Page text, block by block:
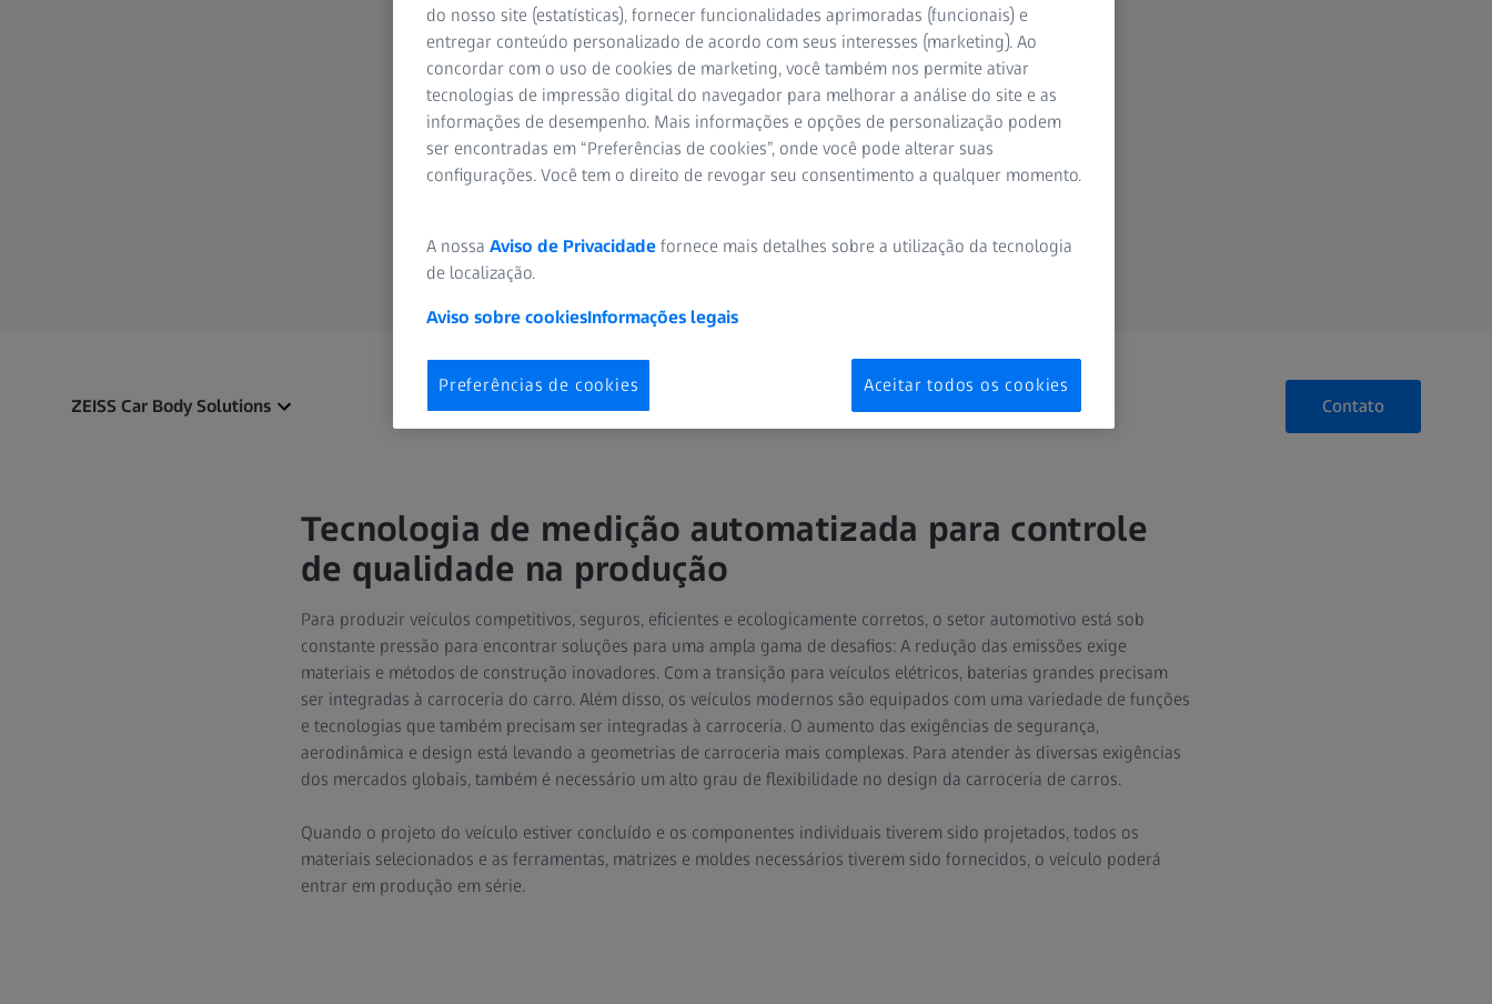
ZEISS Car Body Solutions Contato
Tecnologia de medição automatizada para controle
de qualidade na produção
Para produzir veículos competitivos, seguros, eficientes e ecologicamente corretos, o setor automotivo está sob
constante pressão para encontrar soluções para uma ampla gama de desafios: A redução das emissões exige
materiais e métodos de construção inovadores. Com a transição para veículos elétricos, baterias grandes precisam
ser integradas à carroceria do carro. Além disso, os veículos modernos são equipados com uma variedade de funções
e tecnologias que também precisam ser integradas à carroceria. O aumento das exigências de segurança,
aerodinâmica e design está levando a geometrias de carroceria mais complexas. Para atender às diversas exigências
dos mercados globais, também é necessário um alto grau de flexibilidade no design da carroceria de carros.
Quando o projeto do veículo estiver concluído e os componentes individuais tiverem sido projetados, todos os
materiais selecionados e as ferramentas, matrizes e moldes necessários tiverem sido fornecidos, o veículo poderá
entrar em produção em série.
do nosso site (estatísticas), fornecer funcionalidades aprimoradas (funcionais) e
entregar conteúdo personalizado de acordo com seus interesses (marketing). Ao
concordar com o uso de cookies de marketing, você também nos permite ativar
tecnologias de impressão digital do navegador para melhorar a análise do site e as
informações de desempenho. Mais informações e opções de personalização podem
ser encontradas em “Preferências de cookies”, onde você pode alterar suas
configurações. Você tem o direito de revogar seu consentimento a qualquer momento.
A nossa Aviso de Privacidade fornece mais detalhes sobre a utilização da tecnologia
de localização.
Aviso sobre cookiesInformações legais
Preferências de cookies Aceitar todos os cookies